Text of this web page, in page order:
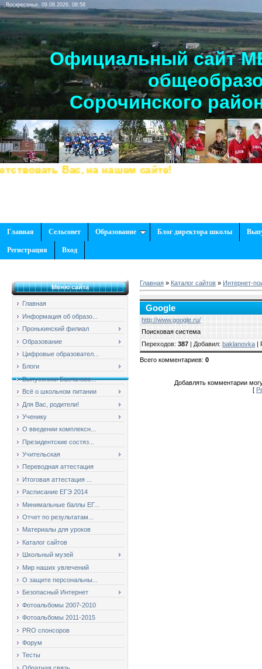
Воскресенье, 09.08.2026, 08:58
Официальный сайт
Сорочинского
Вас, на нашем сайте!
Главная Сельсовет Образование Блог директора школы
Регистрация Вход
Меню сайта
Главная
Информация об образо...
Пронькинский филиал
Образование
Цифровые образовател...
Блоги
Выпускники Баклановс...
Всё о школьном питании
Для Вас, родители!
Ученику
О введении комплексн...
Президентские состяз...
Учительская
Переводная аттестация
Итоговая аттестация ...
Расписание ЕГЭ 2014
Минимальные баллы ЕГ...
Отчет по результатам...
Материалы для уроков
Каталог сайтов
Школьный музей
Мир наших увлечений
О защите персональны...
Безопасный Интернет
Фотоальбомы 2007-2010
Фотоальбомы 2011-2015
PRO спонсоров
Форум
Тесты
Главная » Каталог сайтов » Интернет-
Google
http://www.google.ru/
Поисковая система
Переходов: 387 | Добавил: baklanovka |
Всего комментариев: 0
Добавлять комментарии
[